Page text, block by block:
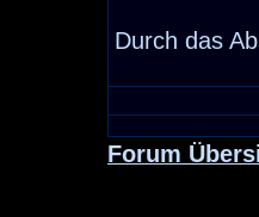
Durch das
Forum